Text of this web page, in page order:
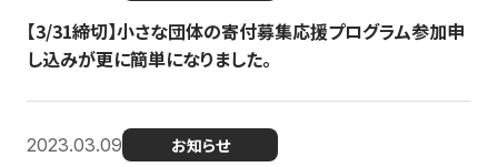
【3/31締切】小さな団体の寄付募集応援プログラム参加申
し込みが更に簡単になりました。
2023.03.09 お知らせ